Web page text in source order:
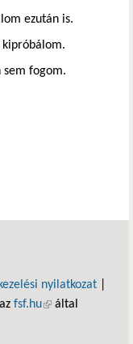
ezután is.
kipróbálom.
sem fogom.
nyilatkozat
fsf.hu(külső hivatkozás)
által